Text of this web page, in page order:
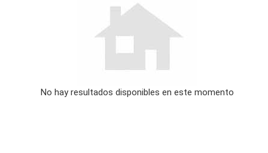
No hay resultados disponibles en este momento